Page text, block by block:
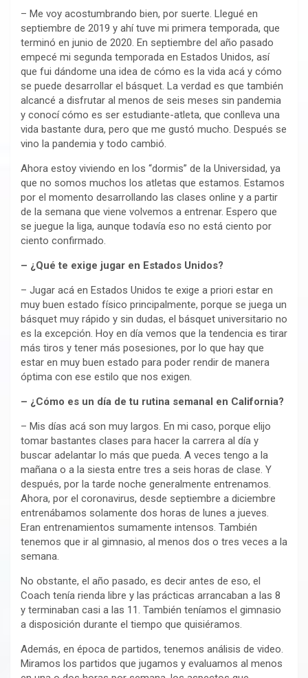
– Me voy acostumbrando bien, por suerte. Llegué en
septiembre de 2019 y ahí tuve mi primera temporada, que
terminó en junio de 2020. En septiembre del año pasado
empecé mi segunda temporada en Estados Unidos, así
que fui dándome una idea de cómo es la vida acá y cómo
se puede desarrollar el básquet. La verdad es que también
alcancé a disfrutar al menos de seis meses sin pandemia
y conocí cómo es ser estudiante-atleta, que conlleva una
vida bastante dura, pero que me gustó mucho. Después se
vino la pandemia y todo cambió.
Ahora estoy viviendo en los “dormis” de la Universidad, ya
que no somos muchos los atletas que estamos. Estamos
por el momento desarrollando las clases online y a partir
de la semana que viene volvemos a entrenar. Espero que
se juegue la liga, aunque todavía eso no está ciento por
ciento confirmado.
– ¿Qué te exige jugar en Estados Unidos?
– Jugar acá en Estados Unidos te exige a priori estar en
muy buen estado físico principalmente, porque se juega un
básquet muy rápido y sin dudas, el básquet universitario no
es la excepción. Hoy en día vemos que la tendencia es tirar
más tiros y tener más posesiones, por lo que hay que
estar en muy buen estado para poder rendir de manera
óptima con ese estilo que nos exigen.
– ¿Cómo es un día de tu rutina semanal en California?
– Mis días acá son muy largos. En mi caso, porque elijo
tomar bastantes clases para hacer la carrera al día y
buscar adelantar lo más que pueda. A veces tengo a la
mañana o a la siesta entre tres a seis horas de clase. Y
después, por la tarde noche generalmente entrenamos.
Ahora, por el coronavirus, desde septiembre a diciembre
entrenábamos solamente dos horas de lunes a jueves.
Eran entrenamientos sumamente intensos. También
tenemos que ir al gimnasio, al menos dos o tres veces a la
semana.
No obstante, el año pasado, es decir antes de eso, el
Coach tenía rienda libre y las prácticas arrancaban a las 8
y terminaban casi a las 11. También teníamos el gimnasio
a disposición durante el tiempo que quisiéramos.
Además, en época de partidos, tenemos análisis de video.
Miramos los partidos que jugamos y evaluamos al menos